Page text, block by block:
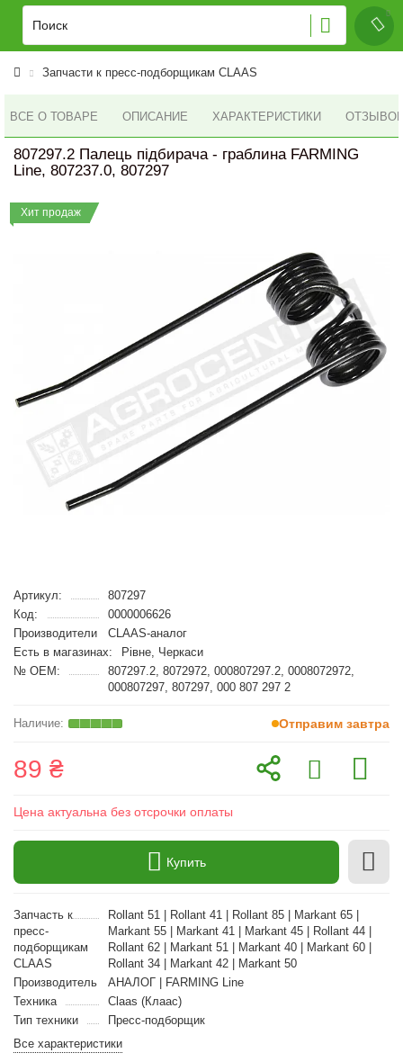
Запчасти к пресс-подборщикам CLAAS
ВСЕ О ТОВАРЕ ОПИСАНИЕ ХАРАКТЕРИСТИКИ ОТЗЫВОВ
807297.2 Палець підбирача - граблина FARMING
Line, 807237.0, 807297
Хит продаж
Артикул:
807297
Код:
0000006626
Производители
CLAAS-аналог
Есть в магазинах:
Рівне, Черкаси
№ OEM:
807297.2, 8072972, 000807297.2, 0008072972,
000807297, 807297, 000 807 297 2
Отправим завтра
89 ₴
Цена актуальна без отсрочки оплаты
Купить
Запчасть к
пресс-
подборщикам
CLAAS
Rollant 51 | Rollant 41 | Rollant 85 | Markant 65 |
Markant 55 | Markant 41 | Markant 45 | Rollant 44 |
Rollant 62 | Markant 51 | Markant 40 | Markant 60 |
Rollant 34 | Markant 42 | Markant 50
Производитель
АНАЛОГ | FARMING Line
Техника
Claas (Клаас)
Тип техники
Пресс-подборщик
Все характеристики